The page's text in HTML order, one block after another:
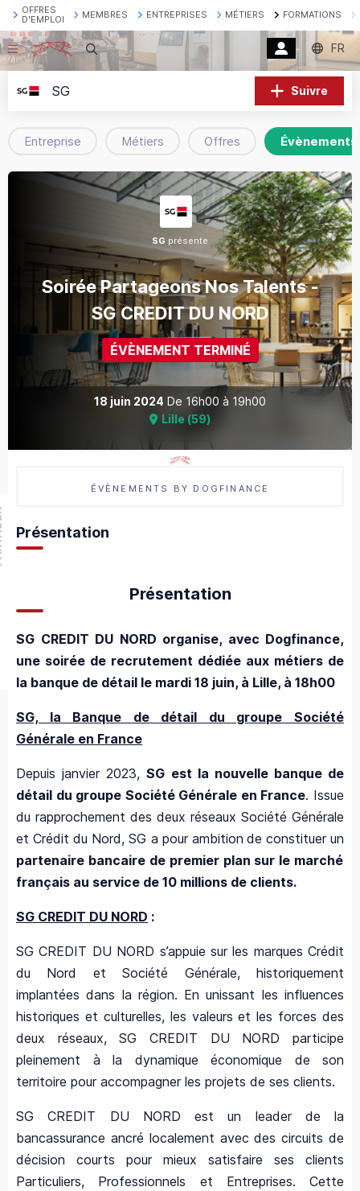
OFFRES
D'EMPLOI
MEMBRES ENTREPRISES MÉTIERS FORMATIONS
Recherche FR
SG Suivre
Entreprise Métiers Offres Évènements
SG présente
Soirée Partageons Nos Talents -
SG CREDIT DU NORD
ÉVÈNEMENT TERMINÉ
18 juin 2024 De 16h00 à 19h00
Lille (59)
ÉVÈNEMENTS BY DOGFINANCE
Présentation
Présentation
SG CREDIT DU NORD organise, avec Dogfinance,
une soirée de recrutement dédiée aux métiers de
la banque de détail le mardi 18 juin, à Lille, à 18h00
SG, la Banque de détail du groupe Société
Générale en France
Depuis janvier 2023,SG est la nouvelle banque de
détail du groupe Société Générale en France. Issue
du rapprochement des deux réseaux Société Générale
et Crédit du Nord, SG a pour ambition de constituer un
partenaire bancaire de premier plan sur le marché
français au service de 10 millions de clients.
SG CREDIT DU NORD :
SG CREDIT DU NORD s’appuie sur les marques Crédit
du Nord et Société Générale, historiquement
implantées dans la région. En unissant les influences
historiques et culturelles, les valeurs et les forces des
deux réseaux, SG CREDIT DU NORD participe
pleinement à la dynamique économique de son
territoire pour accompagner les projets de ses clients.
SG CREDIT DU NORD est un leader de la
bancassurance ancré localement avec des circuits de
décision courts pour mieux satisfaire ses clients
Particuliers, Professionnels et Entreprises. Cette